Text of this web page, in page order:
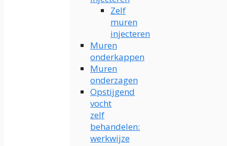
Zelf
muren
injecteren
Muren
onderkappen
Muren
onderzagen
Opstijgend
vocht
zelf
behandelen:
werkwijze